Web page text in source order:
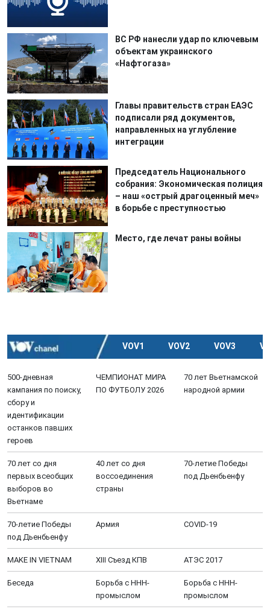
ВС РФ нанесли удар по ключевым
объектам украинского
«Нафтогаза»
Главы правительств стран ЕАЭС
подписали ряд документов,
направленных на углубление
интеграции
Председатель Национального
собрания: Экономическая полиция
– наш «острый драгоценный меч»
в борьбе с преступностью
Место, где лечат раны войны
VOV1 VOV2 VOV3
500-дневная
кампания по поиску,
сбору и
идентификации
останков павших
героев
ЧЕМПИОНАТ МИРА
ПО ФУТБОЛУ 2026
70 лет Вьетнамской
народной армии
70 лет со дня
первых всеобщих
выборов во
Вьетнаме
40 лет со дня
воссоединения
страны
70-летие Победы
под Дьенбьенфу
70-летие Победы
под Дьенбьенфу
Aрмия COVID-19
MAKE IN VIETNAM XIII Cъезд КПВ АТЭС 2017
Беседа
Борьба с ННН-
промыслом
Борьба с ННН-
промыслом